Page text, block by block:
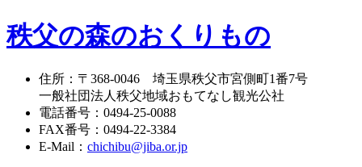
秩父の森のおくりもの
住所 ： 〒368-0046 埼玉県秩父市宮側町1番7号
一般社団法人秩父地域おもてなし観光公社
電話番号 ： 0494-25-0088
FAX番号 ： 0494-22-3384
E-Mail ： chichibu@jiba.or.jp